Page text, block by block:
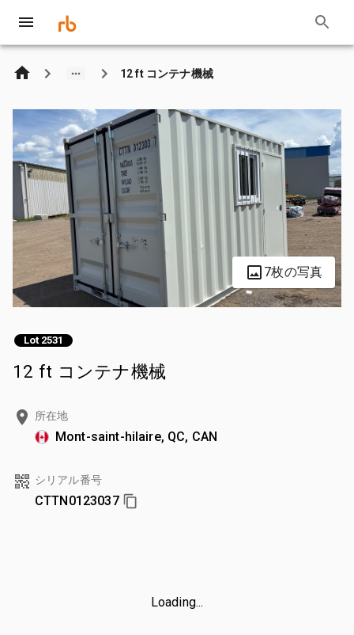
12 ft コンテナ機械
7枚の写真
Lot 2531
12 ft コンテナ機械
所在地
Mont-saint-hilaire, QC, CAN
シリアル番号
CTTN0123037
Loading...